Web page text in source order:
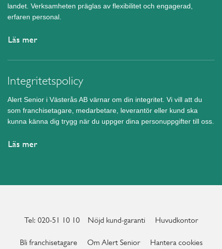
landet. Verksamheten präglas av flexibilitet och engagerad,
erfaren personal.
Läs mer
Integritetspolicy
Alert Senior i Västerås AB värnar om din integritet. Vi vill att du
som franchisetagare, medarbetare, leverantör eller kund ska
kunna känna dig trygg när du uppger dina personuppgifter till oss.
Läs mer
Tel: 020-51 10 10 Nöjd kund-garanti Huvudkontor
Bli franchisetagare Om Alert Senior Hantera cookies